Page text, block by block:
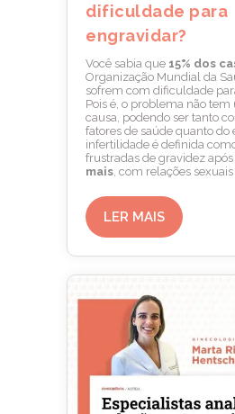
dificuldade para
engravidar?
Você sabia que 15% dos
Organização Mundial da
sofrem com dificuldade
Pois é, o problema não
causa, podendo ser tanto
fatores de saúde quanto do
infertilidade é definida
frustradas de gravidez após
mais , com relações sexuais
LER MAIS